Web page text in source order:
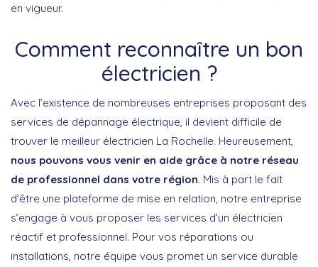
en vigueur.
Comment reconnaître un bon
électricien ?
Avec l’existence de nombreuses entreprises proposant des
services de dépannage électrique, il devient difficile de
trouver le meilleur électricien La Rochelle. Heureusement,
nous pouvons vous venir en aide grâce à notre réseau
de professionnel dans votre région. Mis à part le fait
d’être une plateforme de mise en relation, notre entreprise
s’engage à vous proposer les services d’un électricien
réactif et professionnel. Pour vos réparations ou
installations, notre équipe vous promet un service durable